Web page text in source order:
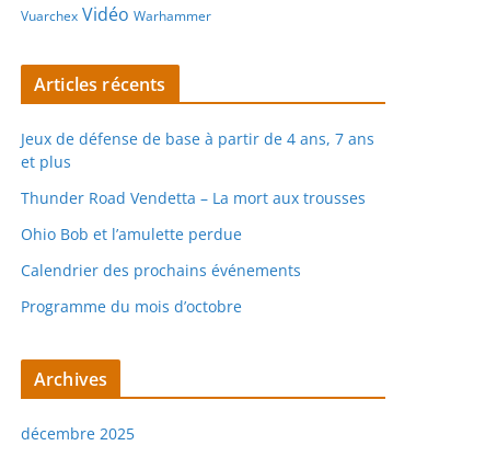
Vuarchex Vidéo Warhammer
Articles récents
Jeux de défense de base à partir de 4 ans, 7 ans
et plus
Thunder Road Vendetta – La mort aux trousses
Ohio Bob et l’amulette perdue
Calendrier des prochains événements
Programme du mois d’octobre
Archives
décembre 2025